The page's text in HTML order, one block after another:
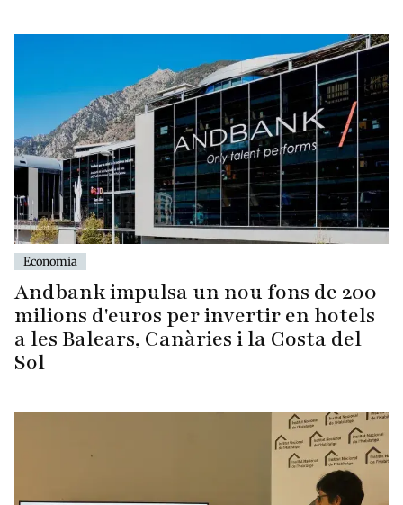
Economia
Andbank impulsa un nou fons de 200
milions d'euros per invertir en hotels
a les Balears, Canàries i la Costa del
Sol